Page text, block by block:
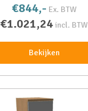
€844,- Ex. BTW
€1.021,24 incl. BTW
Bekijken